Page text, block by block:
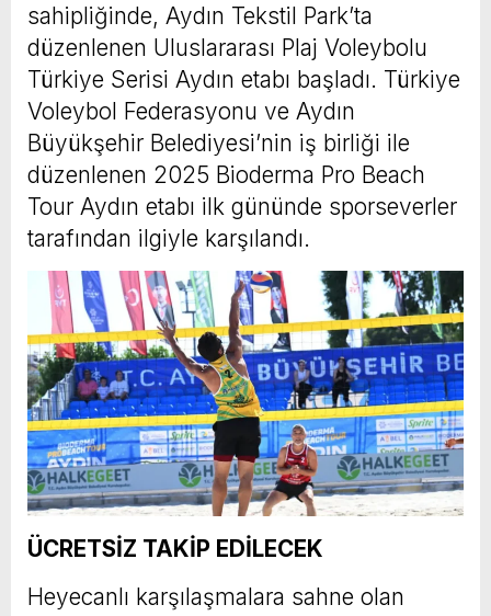
sahipliğinde, Aydın Tekstil Park’ta
düzenlenen Uluslararası Plaj Voleybolu
Türkiye Serisi Aydın etabı başladı. Türkiye
Voleybol Federasyonu ve Aydın
Büyükşehir Belediyesi’nin iş birliği ile
düzenlenen 2025 Bioderma Pro Beach
Tour Aydın etabı ilk gününde sporseverler
tarafından ilgiyle karşılandı.
ÜCRETSİZ TAKİP EDİLECEK
Heyecanlı karşılaşmalara sahne olan